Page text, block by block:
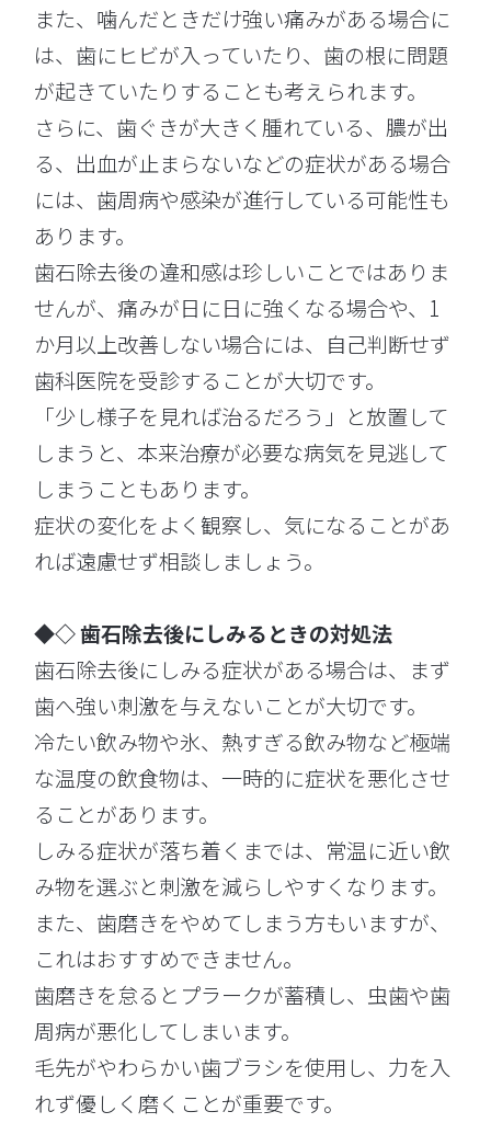
また、噛んだときだけ強い痛みがある場合に
は、歯にヒビが入っていたり、歯の根に問題
が起きていたりすることも考えられます。
さらに、歯ぐきが大きく腫れている、膿が出
る、出血が止まらないなどの症状がある場合
には、歯周病や感染が進行している可能性も
あります。
歯石除去後の違和感は珍しいことではありま
せんが、痛みが日に日に強くなる場合や、1
か月以上改善しない場合には、自己判断せず
歯科医院を受診することが大切です。
「少し様子を見れば治るだろう」と放置して
しまうと、本来治療が必要な病気を見逃して
しまうこともあります。
症状の変化をよく観察し、気になることがあ
れば遠慮せず相談しましょう。
◆◇ 歯石除去後にしみるときの対処法
歯石除去後にしみる症状がある場合は、まず
歯へ強い刺激を与えないことが大切です。
冷たい飲み物や氷、熱すぎる飲み物など極端
な温度の飲食物は、一時的に症状を悪化させ
ることがあります。
しみる症状が落ち着くまでは、常温に近い飲
み物を選ぶと刺激を減らしやすくなります。
また、歯磨きをやめてしまう方もいますが、
これはおすすめできません。
歯磨きを怠るとプラークが蓄積し、虫歯や歯
周病が悪化してしまいます。
毛先がやわらかい歯ブラシを使用し、力を入
れず優しく磨くことが重要です。